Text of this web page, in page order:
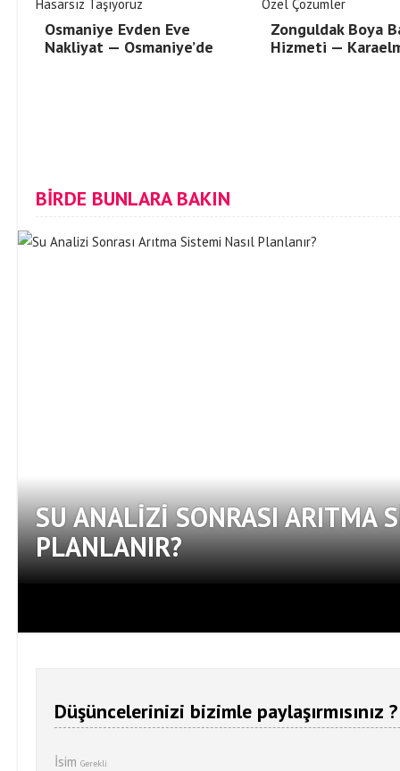
Osmaniye Evden Eve
Nakliyat — Osmaniye’de
Zonguldak Boya
Hizmeti —
BİRDE BUNLARA BAKIN
SU ANALIZI SONRASI ARITMA
PLANLANIR?
Düşüncelerinizi bizimle paylaşırmısınız ?
İsim Gerekli